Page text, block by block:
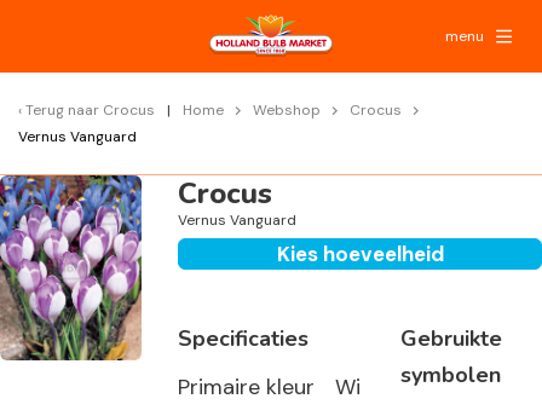
menu
Terug naar Crocus Home Webshop
Crocus
Vernus Vanguard
Crocus
Vernus Vanguard
Kies hoeveelheid
Specificaties
Primaire kleur
Wi
Gebruikte
symbolen